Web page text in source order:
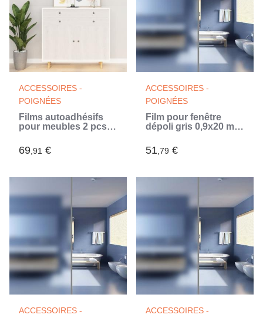
ACCESSOIRES -
POIGNÉES
Films autoadhésifs
pour meubles 2 pcs
PVC (Blanc)
69,91 €
ACCESSOIRES -
POIGNÉES
Film pour fenêtre
dépoli gris 0,9x20 m
51,79 €
ACCESSOIRES -
ACCESSOIRES -